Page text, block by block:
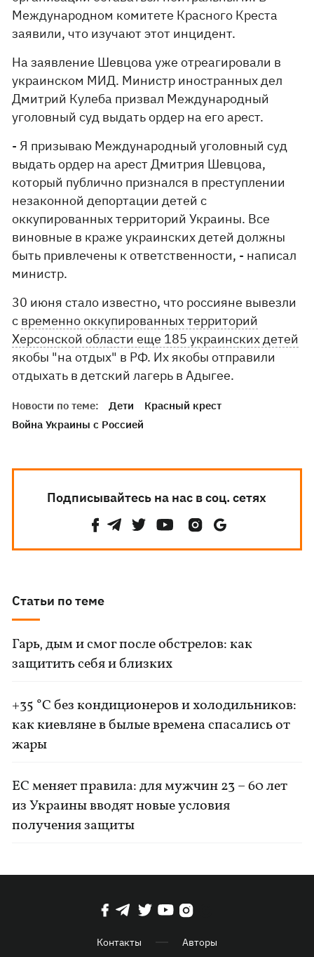
Международном комитете Красного Креста
заявили, что изучают этот инцидент.
На заявление Шевцова уже отреагировали в
украинском МИД. Министр иностранных дел
Дмитрий Кулеба призвал Международный
уголовный суд выдать ордер на его арест.
- Я призываю Международный уголовный суд
выдать ордер на арест Дмитрия Шевцова,
который публично признался в преступлении
незаконной депортации детей с
оккупированных территорий Украины. Все
виновные в краже украинских детей должны
быть привлечены к ответственности, - написал
министр.
30 июня стало известно, что россияне вывезли
с временно оккупированных территорий
Херсонской области еще 185 украинских детей
якобы "на отдых" в РФ. Их якобы отправили
отдыхать в детский лагерь в Адыгее.
Новости по теме: Дети
Красный крест
Война Украины с Россией
Подписывайтесь на нас в соц. сетях
Статьи по теме
Гарь, дым и смог после обстрелов: как
защитить себя и близких
+35 °C без кондиционеров и холодильников:
как киевляне в былые времена спасались от
жары
ЕС меняет правила: для мужчин 23 – 60 лет
из Украины вводят новые условия
получения защиты
Контакты Авторы